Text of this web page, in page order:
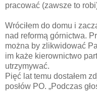
pracować (zawsze to
Wróciłem do domu i
nad reformą górnictwa.
można by zlikwidować
im każe kierownictwo
utrzymywać.
Pięć lat temu dostałem
posłów PO. „Podczas